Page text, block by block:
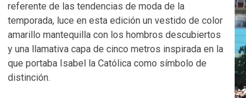
referente de las tendencias de moda de la
temporada, luce en esta edición un vestido de color
amarillo mantequilla con los hombros descubiertos
y una llamativa capa de cinco metros inspirada en la
que portaba Isabel la Católica como símbolo de
distinción.